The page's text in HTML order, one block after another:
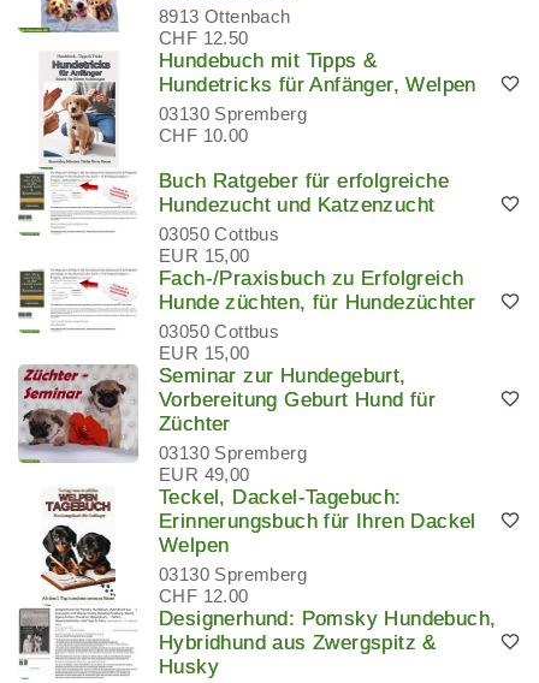
8913 Ottenbach
CHF 12.50
Hundebuch mit Tipps &
Hundetricks für Anfänger, Welpen
03130 Spremberg
CHF 10.00
Buch Ratgeber für erfolgreiche
Hundezucht und Katzenzucht
03050 Cottbus
EUR 15,00
Fach-/Praxisbuch zu Erfolgreich
Hunde züchten, für Hundezüchter
03050 Cottbus
EUR 15,00
Seminar zur Hundegeburt,
Vorbereitung Geburt Hund für
Züchter
03130 Spremberg
EUR 49,00
Teckel, Dackel-Tagebuch:
Erinnerungsbuch für Ihren Dackel
Welpen
03130 Spremberg
CHF 12.00
Designerhund: Pomsky Hundebuch,
Hybridhund aus Zwergspitz &
Husky